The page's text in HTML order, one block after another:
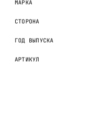
МАРКА
СТОРОНА
ГОД ВЫПУСКА
АРТИКУЛ